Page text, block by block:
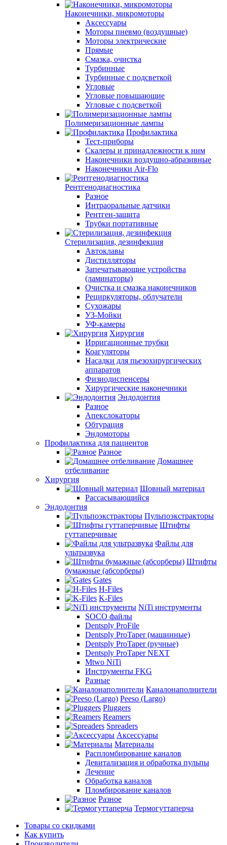
Наконечники, микромоторы
Аксессуары
Моторы пневмо (воздушные)
Моторы электрические
Прямые
Смазка, очистка
Турбинные
Турбинные с подсветкой
Угловые
Угловые повышающие
Угловые с подсветкой
Полимеризационные лампы
Профилактика
Тест-приборы
Скалеры и принадлежности к ним
Наконечники воздушно-абразивные
Наконечники Air-Flo
Рентгенодиагностика
Разное
Интраоральные датчики
Рентген-защита
Трубки портативные
Стерилизация, дезинфекция
Автоклавы
Дистилляторы
Запечатывающие устройства
(ламинаторы)
Очистка и смазка наконечников
Рециркуляторы, облучатели
Сухожары
УЗ-Мойки
УФ-камеры
Хирургия
Ирригационные трубки
Коагуляторы
Насадки для пьезохирургических
аппаратов
Физиодиспенсеры
Хирургические наконечники
Эндодонтия
Разное
Апекслокаторы
Обтурация
Эндомоторы
Профилактика для пациентов
Разное
Домашнее
отбеливание
Хирургия
Шовный материал
Рассасывающийся
Эндодонтия
Пульпоэкстракторы
Штифты
гуттаперчивые
Файлы для
ультразвука
Штифты
бумажные (абсорберы)
Gates
H-Files
K-Files
NiTi инструменты
SOCO файлы
Dentsply ProFile
Dentsply ProTaper (машинные)
Dentsply ProTaper (ручные)
Dentsply ProTaper NEXT
Mtwo NiTi
Инструменты FKG
Разные
Каналонаполнители
Peeso (Largo)
Pluggers
Reamers
Spreaders
Аксессуары
Материалы
Распломбирование каналов
Девитализация и обработка пульпы
Лечение
Обработка каналов
Пломбирование каналов
Разное
Термогуттаперча
Товары со скидками
Как купить